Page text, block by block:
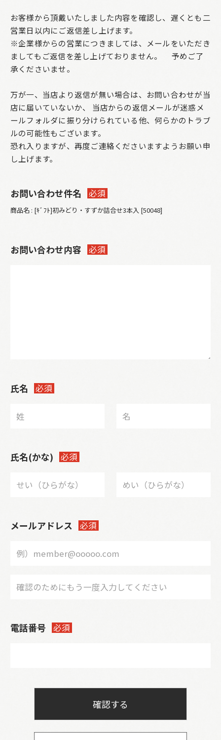
お客様から頂戴いたしました内容を確認し、遅くとも二
営業日以内にご返信差し上げます。
※企業様からの営業につきましては、メールをいただき
ましてもご返信を差し上げておりません。
予めご了
承くださいませ。
万が一、当店より返信が無い場合は、お問い合わせが当
店に届いていないか、
当店からの返信メールが迷惑メ
ールフォルダに振り分けられている他、何らかのトラブ
ルの可能性もございます。
恐れ入りますが、再度ご連絡くださいますようお願い申
し上げます。
お問い合わせ件名 必須
商品名 : [ｷﾞﾌﾄ]初みどり・すずか詰合せ3本入 [50048]
お問い合わせ内容 必須
氏名 必須
氏名(かな) 必須
メールアドレス 必須
電話番号 必須
確認する